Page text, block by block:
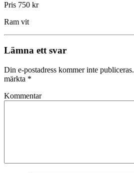
Pris 750 kr
Ram vit
Lämna ett svar
Din e-postadress kommer inte publiceras.
märkta *
Kommentar